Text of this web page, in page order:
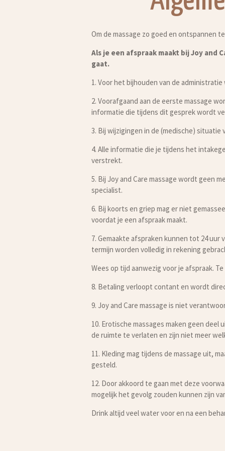
Om de massage zo goed en ontspannen
Als je een afspraak maakt bij Joy and
gaat.
1. Voor het bijhouden van de
2. Voorafgaand aan de eerste massage
informatie die tijdens dit gesprek wordt
3. Bij wijzigingen in de (medische)
4. Alle informatie die je tijdens het
verstrekt.
5. Bij Joy and Care massage wordt geen
specialist.
6. Bij koorts en griep mag er niet
voordat je een afspraak maakt.
7. Gemaakte afspraken kunnen tot 24
termijn worden volledig in rekening
Wees op tijd aanwezig voor je afspraak.
8. Betaling verloopt contant en wordt
9. Joy and Care massage is niet
10. Erotische massages maken geen
de ruimte te verlaten en zijn niet meer
11. Kleding mag tijdens de massage uit,
gesteld.
12. Door akkoord te gaan met deze
mogelijk het gevolg zouden kunnen zijn
Drink altijd veel water voor en na een